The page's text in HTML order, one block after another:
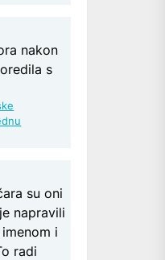
nakon
s
su oni
napravili
i
radi